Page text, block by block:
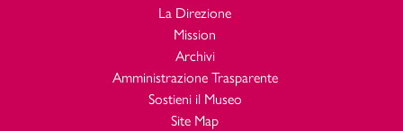
La Direzione
Mission
Archivi
Amministrazione Trasparente
Sostieni il Museo
Site Map